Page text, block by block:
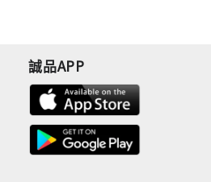
誠品APP